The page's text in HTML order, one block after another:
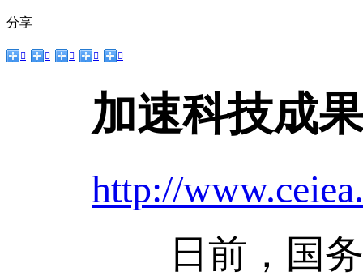
分享
    
加速科技成
http://
日前，国务